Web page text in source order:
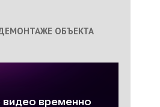
ОБЪЕКТА